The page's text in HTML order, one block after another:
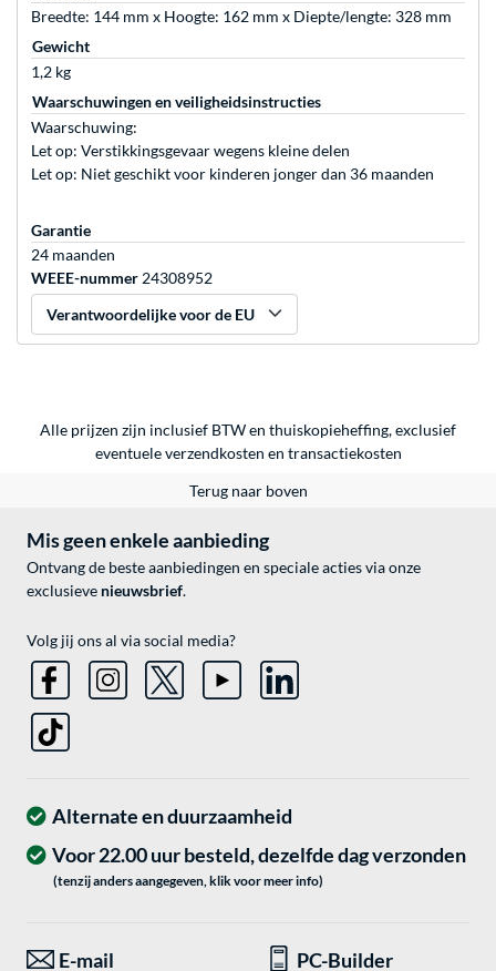
Breedte: 144 mm x Hoogte: 162 mm x Diepte/lengte: 328 mm
Gewicht
1,2 kg
Waarschuwingen en veiligheidsinstructies
Waarschuwing:
Let op: Verstikkingsgevaar wegens kleine delen
Let op: Niet geschikt voor kinderen jonger dan 36 maanden
Garantie
24 maanden
WEEE-nummer 24308952
Verantwoordelijke voor de EU
Alle prijzen zijn inclusief BTW en thuiskopieheffing, exclusief
eventueleverzendkosten en transactiekosten
Terug naar boven
Mis geen enkele aanbieding
Ontvang de beste aanbiedingen en speciale acties via onze
exclusieve nieuwsbrief.
Volg jij ons al via social media?
Alternate en duurzaamheid
Voor 22.00 uur besteld, dezelfde dag verzonden
(tenzij anders aangegeven, klik voor meer info)
E-mail PC-Builder